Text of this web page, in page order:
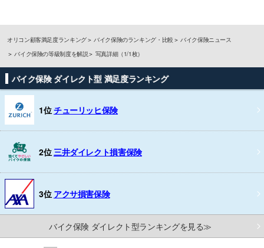
オリコン顧客満足度ランキング バイク保険のランキング・比較
バイク保険ニュース
バイク保険の等級制度を解説
写真詳細（1/1枚）
バイク保険 ダイレクト型 満足度ランキング
1位チューリッヒ保険
2位 三井ダイレクト損害保険
3位 アクサ損害保険
バイク保険 ダイレクト型ランキングを見る≫